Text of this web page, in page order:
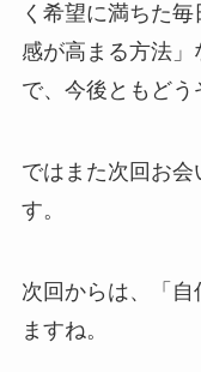
く希望に満ちた
感が高まる方法
で、今後ともどう
ではまた次回お会
す。
次回からは、「
ますね。